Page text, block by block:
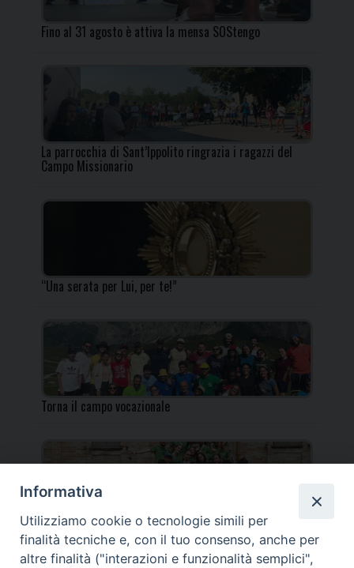
Fino al 31 agosto è attiva la mensa SOStengo
La parrocchia di Sant’Ippolito ringrazia i ragazzi del
Campo Missionario
“Una serata per Lui, per te!”
Torna il campo vocazionale
Torna il Campo Missionario Diocesano
Informativa
Utilizziamo cookie o tecnologie simili per
finalità tecniche e, con il tuo consenso, anche per
altre finalità ("interazioni e funzionalità semplici",